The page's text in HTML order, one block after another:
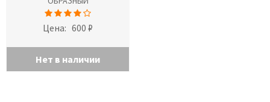
Цена: 600 ₽
Нет в наличии